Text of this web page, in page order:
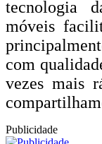
tecnologia
móveis
com
vezes mais
Publicidade